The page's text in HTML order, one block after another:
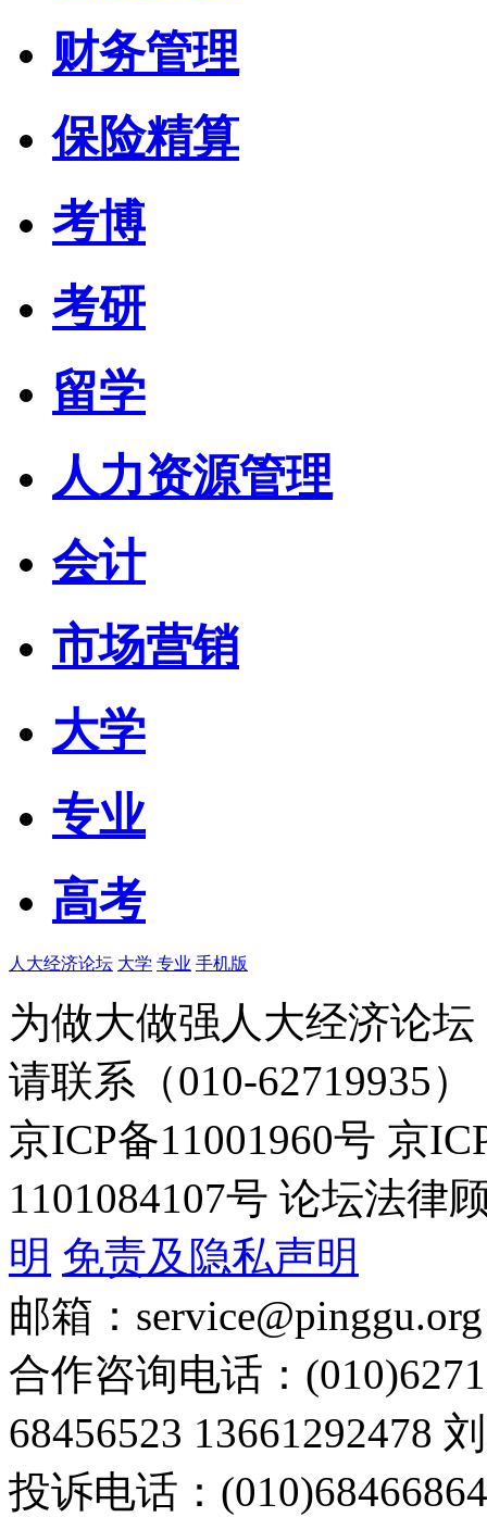
财务管理
保险精算
考博
考研
留学
人力资源管理
会计
市场营销
大学
专业
高考
人大经济论坛 大学 专业 手机版
为做大做强人大经济论
请联系（010-62719935）
京ICP备11001960号 京
1101084107号 论坛法律
明 免责及隐私声明
邮箱：service@pinggu.org
合作咨询电话：
68456523 13661292478
投诉电话：